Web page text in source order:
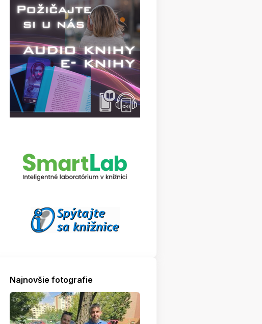
Najnovšie fotografie